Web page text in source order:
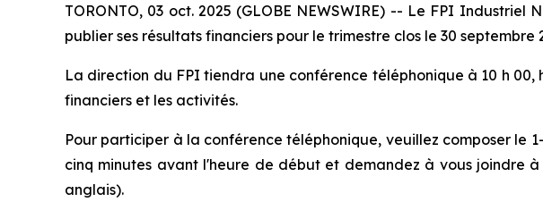
TORONTO, 03 oct. 2025 (GLOBE NEWSWIRE) -- Le FPI Industriel
publier ses résultats financiers pour le trimestre clos le 30
La direction du FPI tiendra une conférence téléphonique à 10 h
financiers et les activités.
Pour participer à la conférence téléphonique, veuillez composer le
cinq minutes avant l'heure de début et demandez à vous joindre
anglais).